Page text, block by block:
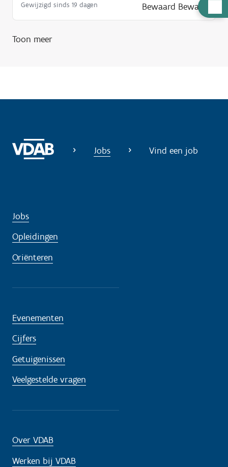
u
i
Gewijzigd sinds 19 dagen Bewaard Bewaar
Toon meer
Jobs Vind een job
Jobs
Opleidingen
Oriënteren
Evenementen
Cijfers
Getuigenissen
Veelgestelde vragen
Over VDAB
Werken bij VDAB